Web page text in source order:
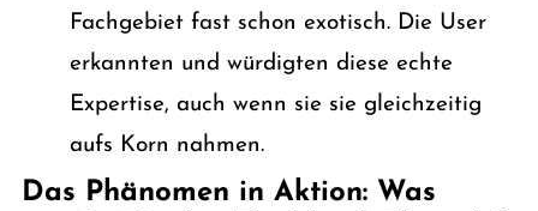
Fachgebiet fast schon exotisch. Die User
erkannten und würdigten diese echte
Expertise, auch wenn sie sie gleichzeitig
aufs Korn nahmen.
Das Phänomen in Aktion: Was